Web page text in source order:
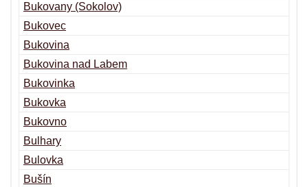
Bukovany (Sokolov)
Bukovec
Bukovina
Bukovina nad Labem
Bukovinka
Bukovka
Bukovno
Bulhary
Bulovka
Bušín